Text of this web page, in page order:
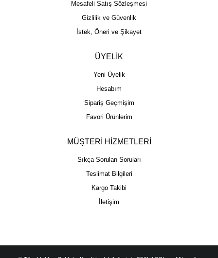
Mesafeli Satış Sözleşmesi
Gizlilik ve Güvenlik
İstek, Öneri ve Şikayet
ÜYELİK
Yeni Üyelik
Hesabım
Sipariş Geçmişim
Favori Ürünlerim
MÜŞTERİ HİZMETLERİ
Sıkça Sorulan Soruları
Teslimat Bilgileri
Kargo Takibi
İletişim